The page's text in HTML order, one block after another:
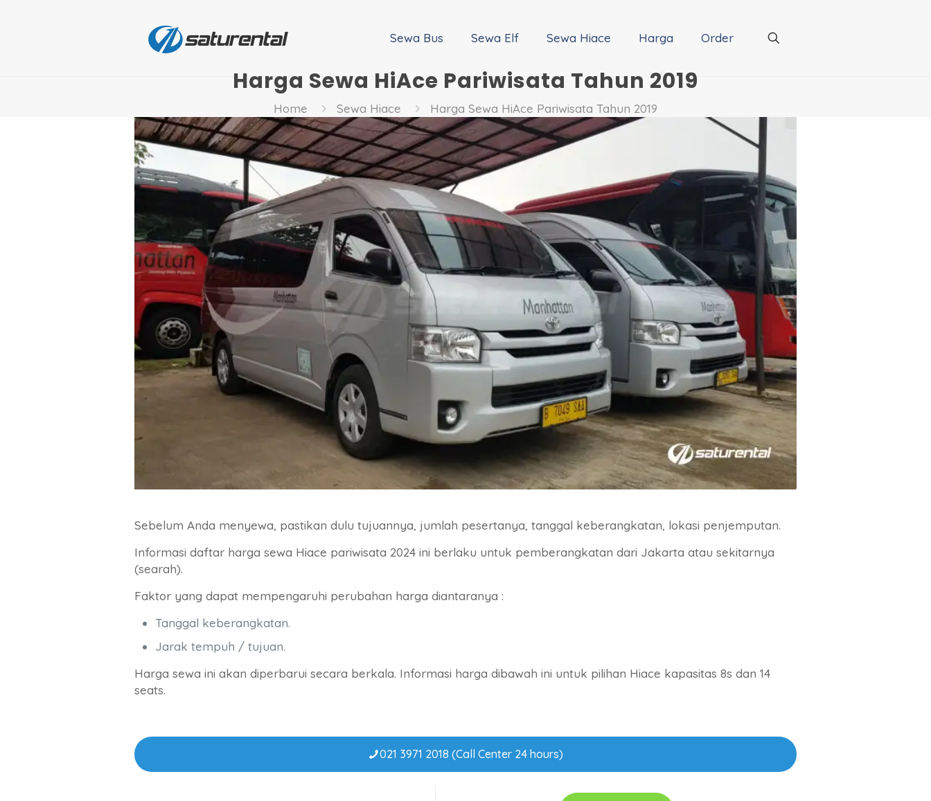
Sewa Bus Sewa Elf Sewa Hiace Harga Order
Harga Sewa HiAce Pariwisata Tahun 2019
Home Sewa Hiace Harga Sewa HiAce Pariwisata Tahun 2019
Sebelum Anda menyewa, pastikan dulu tujuannya, jumlah pesertanya, tanggal keberangkatan, lokasi penjemputan.
Informasi daftar harga sewa Hiace pariwisata 2024 ini berlaku untuk pemberangkatan dari Jakarta atau sekitarnya
(searah).
Faktor yang dapat mempengaruhi perubahan harga diantaranya :
Tanggal keberangkatan.
Jarak tempuh / tujuan.
Harga sewa ini akan diperbarui secara berkala. Informasi harga dibawah ini untuk pilihan Hiace kapasitas 8s dan 14
seats.
021 3971 2018 (Call Center 24 hours)